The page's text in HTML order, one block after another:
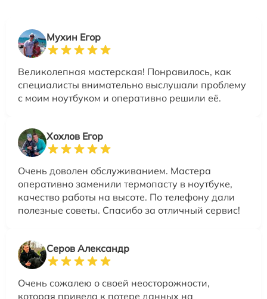
Мухин Егор
Великолепная мастерская! Понравилось, как
специалисты внимательно выслушали проблему
с моим ноутбуком и оперативно решили её.
Хохлов Егор
Очень доволен обслуживанием. Мастера
оперативно заменили термопасту в ноутбуке,
качество работы на высоте. По телефону дали
полезные советы. Спасибо за отличный сервис!
Серов Александр
Очень сожалею о своей неосторожности,
которая привела к потере данных на